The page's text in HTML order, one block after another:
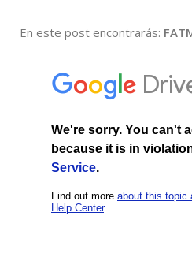
En este post encontrarás: